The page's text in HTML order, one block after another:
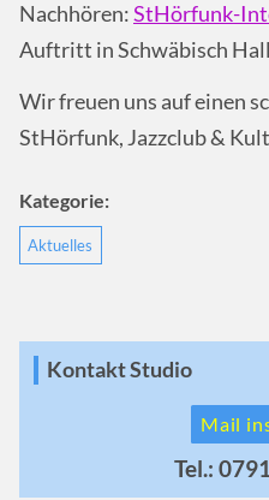
Nachhören:StHörfunk-
Auftritt in Schwäbisch
Wir freuen uns auf einen
StHörfunk, Jazzclub &
Kategorie:
Aktuelles
Kontakt Studio
Mail
Tel.: